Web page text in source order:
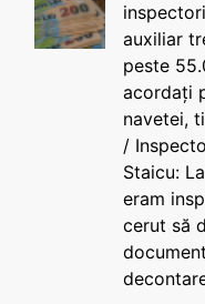
auxiliar
peste
acordați
navetei,
/
Staicu:
eram
cerut să